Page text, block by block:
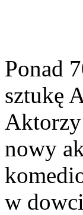
Ponad
sztukę
Aktorzy
nowy
w